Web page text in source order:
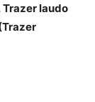
Trazer laudo